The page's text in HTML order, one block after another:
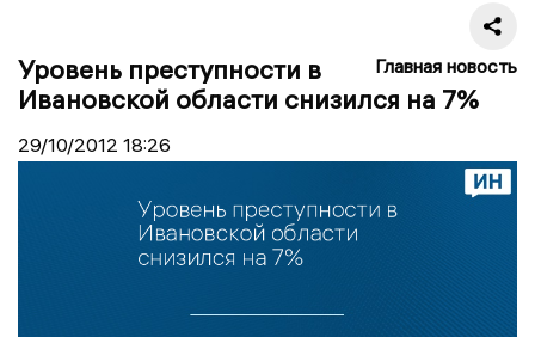
Главная новость
Уровень преступности в
Ивановской области снизился на 7%
29/10/2012 18:26